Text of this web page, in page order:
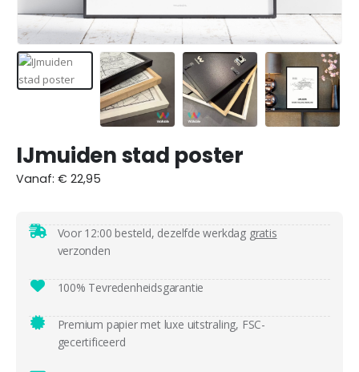
IJmuiden stad poster
Vanaf: € 22,95
Voor 12:00 besteld, dezelfde werkdag gratis
verzonden
100% Tevredenheidsgarantie
Premium papier met luxe uitstraling, FSC-
gecertificeerd